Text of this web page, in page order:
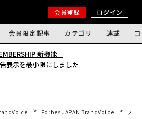
会員登録 ログイン
会員限定記事 カテゴリ 連載
新機能｜
表示を最小限にしました
Forbes JAPAN BrandVoice フィ